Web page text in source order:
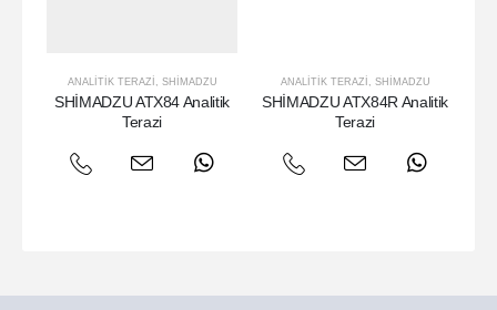
ANALITIK TERAZI SHIMADZU
SHİMADZU ATX84 Analitik
Terazi
ANALITIK TERAZI SHIMADZU
SHİMADZU ATX84R Analitik
Terazi